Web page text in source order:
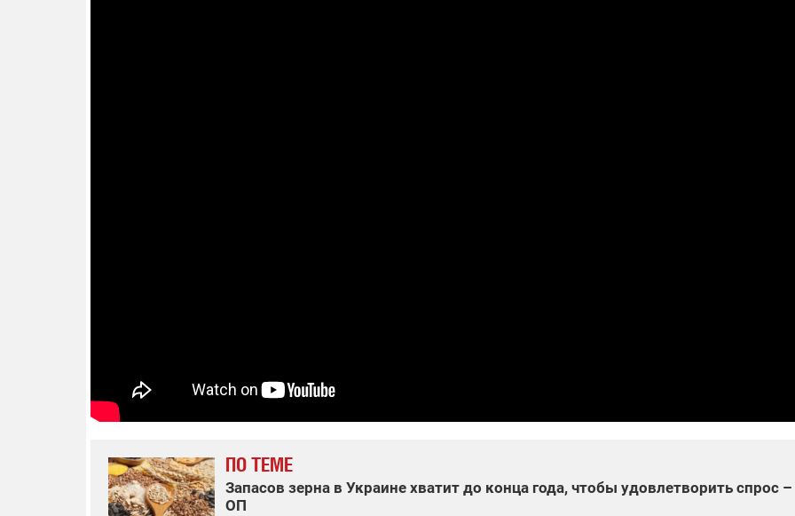
ПО ТЕМЕ
Запасов зерна в Украине хватит до конца года, чтобы удовлетворить спрос –
ОП
продолжается сбор